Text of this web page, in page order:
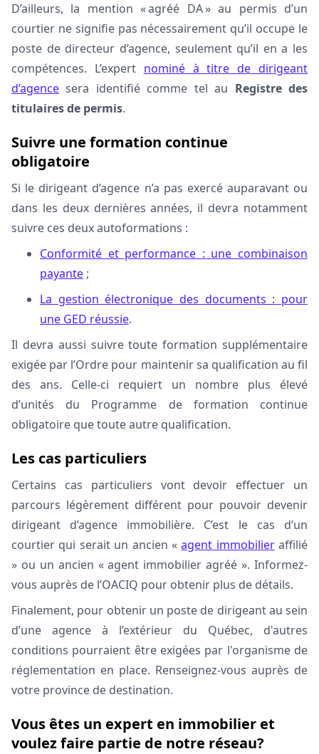
D’ailleurs, la mention « agréé DA » au permis d’un
courtier ne signifie pas nécessairement qu’il occupe le
poste de directeur d’agence, seulement qu’il en a les
compétences. L’expert nominé à titre de dirigeant
d’agence sera identifié comme tel au Registre des
titulaires de permis.
Suivre une formation continue
obligatoire
Si le dirigeant d’agence n’a pas exercé auparavant ou
dans les deux dernières années, il devra notamment
suivre ces deux autoformations :
Conformité et performance : une combinaison
payante ;
La gestion électronique des documents : pour
une GED réussie.
Il devra aussi suivre toute formation supplémentaire
exigée par l’Ordre pour maintenir sa qualification au fil
des ans. Celle-ci requiert un nombre plus élevé
d’unités du Programme de formation continue
obligatoire que toute autre qualification.
Les cas particuliers
Certains cas particuliers vont devoir effectuer un
parcours légèrement différent pour pouvoir devenir
dirigeant d’agence immobilière. C’est le cas d’un
courtier qui serait un ancien «agent immobilieraffilié
» ou un ancien « agent immobilier agréé ». Informez-
vous auprès de l’OACIQ pour obtenir plus de détails.
Finalement, pour obtenir un poste de dirigeant au sein
d’une agence à l’extérieur du Québec, d'autres
conditions pourraient être exigées par l'organisme de
réglementation en place. Renseignez-vous auprès de
votre province de destination.
Vous êtes un expert en immobilier et
voulez faire partie de notre réseau?